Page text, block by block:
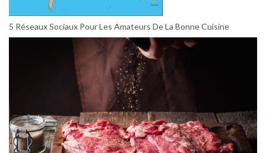
5 Réseaux Sociaux Pour Les Amateurs De La Bonne Cuisine